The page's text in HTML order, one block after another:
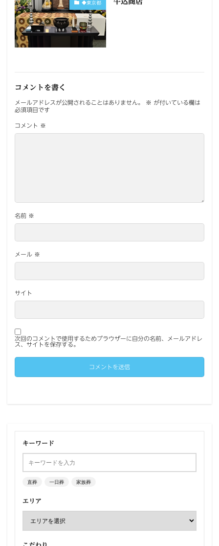
◆東京都
コメントを書く
メールアドレスが公開されることはありません。 ※ が付いている欄は
必須項目です
コメント ※
名前 ※
メール ※
サイト
次回のコメントで使用するためブラウザーに自分の名前、メールアドレ
ス、サイトを保存する。
キーワード
直葬 一日葬 家族葬
エリア